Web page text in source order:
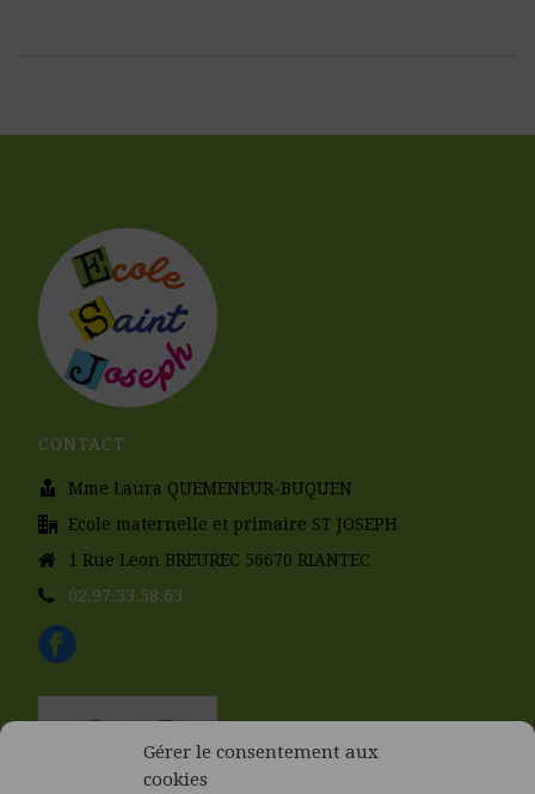
Gérer le consentement aux
cookies
CONTACT
Mme Laura QUEMENEUR-BUQUEN
Ecole maternelle et primaire ST JOSEPH
1 Rue Leon BREUREC 56670 RIANTEC
02.97.33.58.63